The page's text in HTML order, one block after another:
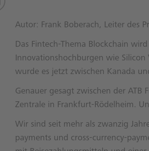
Autor: Frank Boberach, Leiter des
Das Fintech-Thema Blockchain
Innovationshochburgen wie
wurde es jetzt zwischen Kanada
Genauer gesagt zwischen der ATB
Zentrale in Frankfurt-Rödelheim.
Wir sind seit mehr als zwanzig
payments und cross-currency-